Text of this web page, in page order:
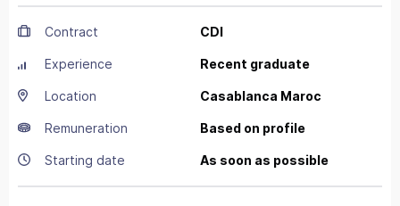
Contract CDI
Experience Recent graduate
Location Casablanca Maroc
Remuneration Based on profile
Starting date As soon as possible